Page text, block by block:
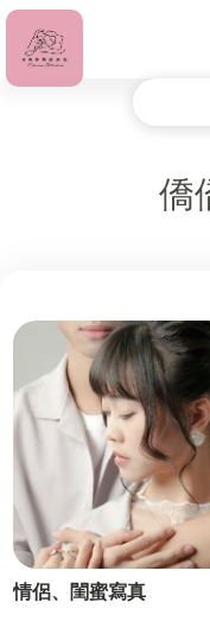
僑
情侶、閨蜜寫真